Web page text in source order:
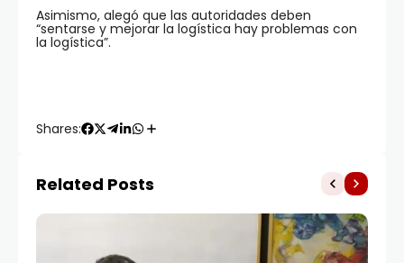
Asimismo, alegó que las autoridades deben
“sentarse y mejorar la logística hay problemas con
la logística”.
Shares:
Related Posts